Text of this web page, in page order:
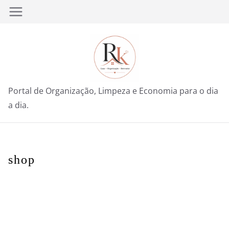
Pular
Portal de Organização, Limpeza e Economia para o dia
a dia.
shop